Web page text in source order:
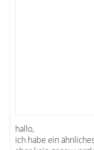
hallo,
ich habe ein